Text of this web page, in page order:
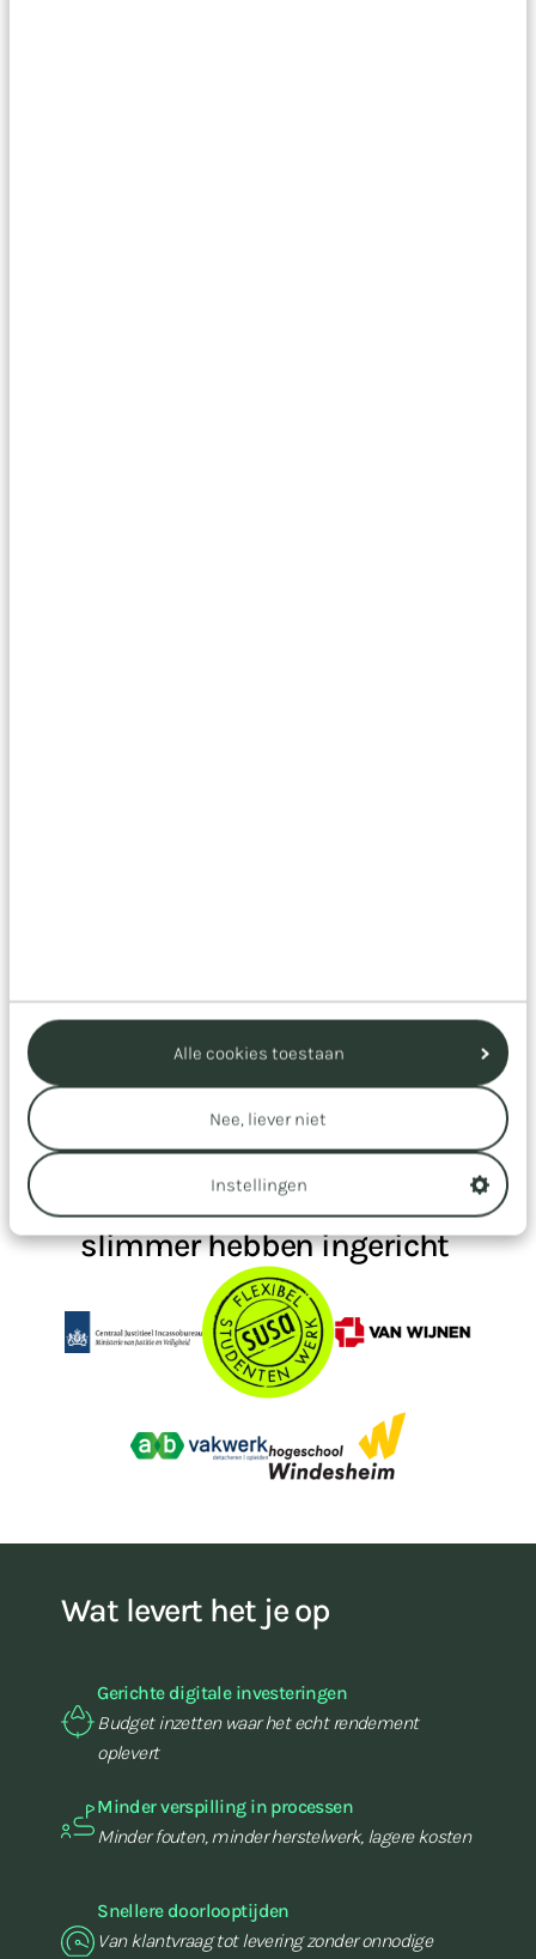
Alle cookies toestaan
Nee, liever niet
Instellingen
Organisaties die hun
processen en systemen
slimmer hebben ingericht
Wat levert het je op
Gerichte digitale investeringen
Budget inzetten waar het echt rendement
oplevert
Minder verspilling in processen
Minder fouten, minder herstelwerk, lagere kosten
Snellere doorlooptijden
Van klantvraag tot levering zonder onnodige